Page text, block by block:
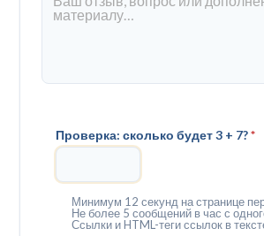
Проверка: сколько будет 3 + 7?*
Минимум 12 секунд на странице
Не более 5 сообщений в час с
Ссылки и HTML-теги ссылок в